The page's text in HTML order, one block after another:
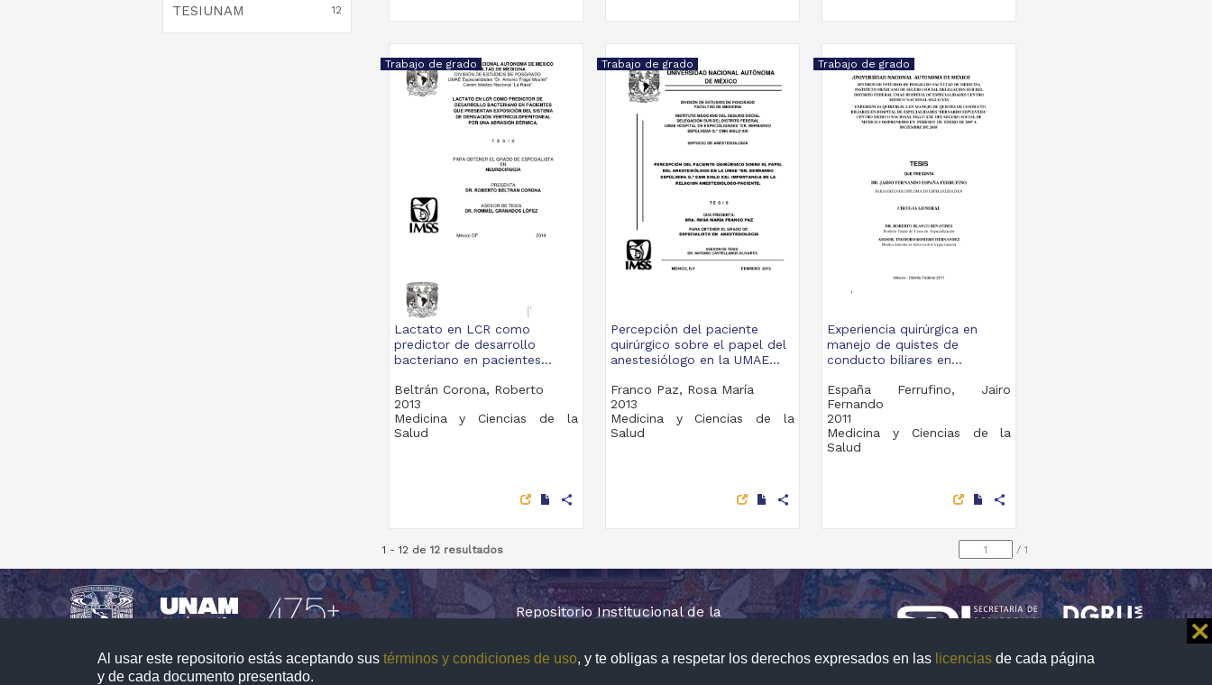
Al usar este repositorio estás aceptando sus términos y condiciones de uso, y te obligas a respetar los derechos expresados en las licenciasde cada página
y de cada documento presentado.
⨯
TESIUNAM 12
Trabajo de grado
Lactato en LCR como
predictor de desarrollo
bacteriano en pacientes...
Beltrán Corona, Roberto
2013
Medicina y Ciencias de la
Salud
share
Trabajo de grado
Percepción del paciente
quirúrgico sobre el papel del
anestesiólogo en la UMAE...
Franco Paz, Rosa María
2013
Medicina y Ciencias de la
Salud
share
Trabajo de grado
Experiencia quirúrgica en
manejo de quistes de
conducto biliares en...
España Ferrufino, Jairo
Fernando
2011
Medicina y Ciencias de la
Salud
share
1 - 12 de12 resultados / 1
Repositorio Institucional de la